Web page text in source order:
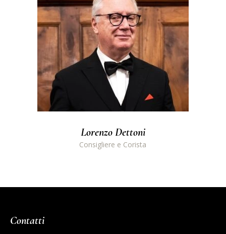
Lorenzo Dettoni
Consigliere e Corista
Contatti